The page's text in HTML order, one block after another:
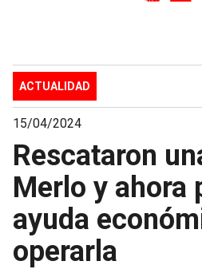
ACTUALIDAD
15/04/2024
Rescataron
Merlo y ahora
ayuda
operarla